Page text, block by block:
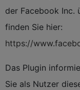
der Facebook Inc.
finden Sie hier:
https://
Das Plugin
Sie als Nutzer